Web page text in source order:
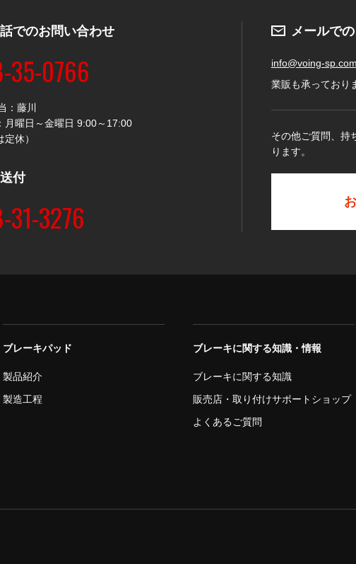
でのお問い合わせ
35-0766
：藤川
月曜日～金曜日 9:00～17:00
定休）
付
31-3276
メールで
info@voing-sp.com
業販も承っており
その他ご質問、持
ります。
ブレーキパッド
製品紹介
製造工程
ブレーキに関する知識・情報
ブレーキに関する知識
販売店・取り付けサポートショップ
よくあるご質問